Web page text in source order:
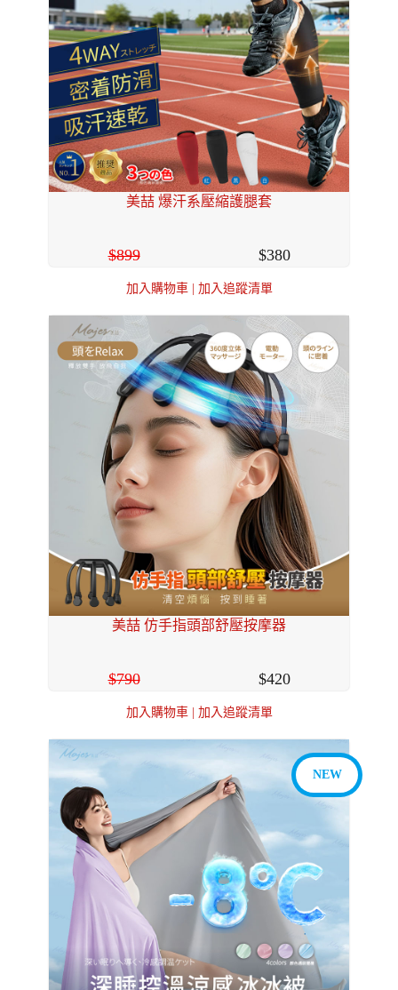
美喆 爆汗系壓縮護腿套
899 380
加入購物車 | 加入追蹤清單
美喆 仿手指頭部舒壓按摩器
790 420
加入購物車 | 加入追蹤清單
NEW